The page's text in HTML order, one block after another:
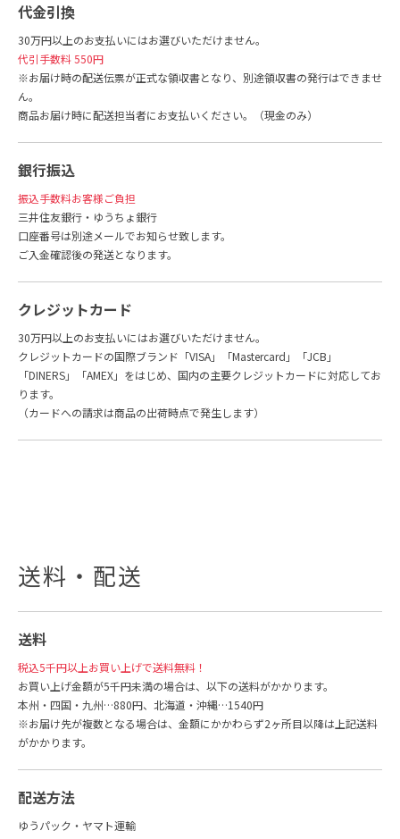
代金引換
30万円以上のお支払いにはお選びいただけません。
代引手数料 550円
※お届け時の配送伝票が正式な領収書となり、別途領収書の発行はできませ
ん。
商品お届け時に配送担当者にお支払いください。（現金のみ）
銀行振込
振込手数料お客様ご負担
三井住友銀行・ゆうちょ銀行
口座番号は別途メールでお知らせ致します。
ご入金確認後の発送となります。
クレジットカード
30万円以上のお支払いにはお選びいただけません。
クレジットカードの国際ブランド「VISA」「Mastercard」「JCB」
「DINERS」「AMEX」をはじめ、国内の主要クレジットカードに対応してお
ります。
（カードへの請求は商品の出荷時点で発生します）
送料・配送
送料
税込5千円以上お買い上げで送料無料！
お買い上げ金額が5千円未満の場合は、以下の送料がかかります。
本州・四国・九州…880円、北海道・沖縄…1540円
※お届け先が複数となる場合は、金額にかかわらず2ヶ所目以降は上記送料
がかかります。
配送方法
ゆうパック・ヤマト運輸